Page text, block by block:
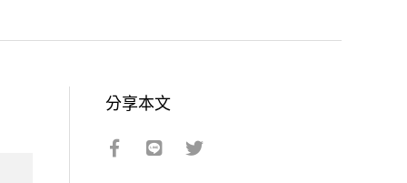
分享本文